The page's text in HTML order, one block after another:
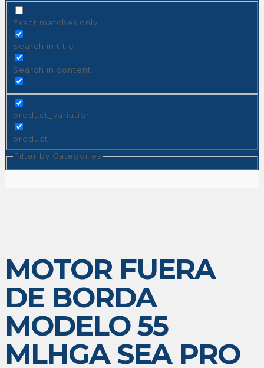
Exact matches only
Search in title
Search in content
product_variation
product
Filter by Categories
MOTOR FUERA
DE BORDA
MODELO 55
MLHGA SEA PRO